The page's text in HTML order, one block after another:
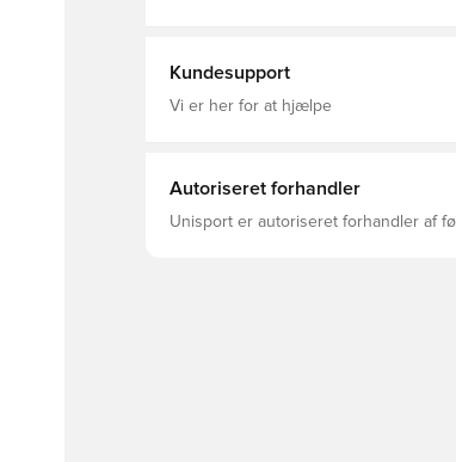
Kundesupport
Vi er her for at hjælpe
Autoriseret forhandler
Unisport er autoriseret forhandler af